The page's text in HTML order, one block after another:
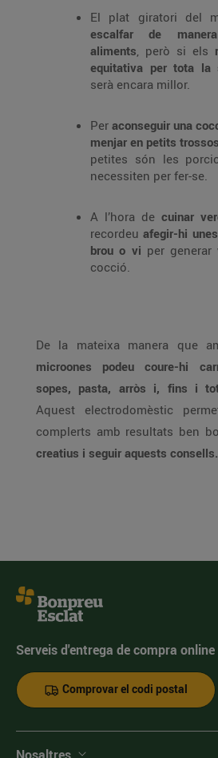
El plat giratori del
escalfar de
aliments, però si els
equitativa per tota la
serà encara millor.
Per aconseguir una
menjar en petits trossos
petites són les
necessiten per fer-se.
A l’hora de cuinar
recordeu afegir-hi
brou o vi per generar
cocció.
De la mateixa manera que
microones podeu coure-hi
sopes, pasta, arròs i, fins i
Aquest electrodomèstic
complerts amb resultats ben
creatius i seguir aquests consells.
Serveis d'entrega de compra online
Comprovar el codi postal